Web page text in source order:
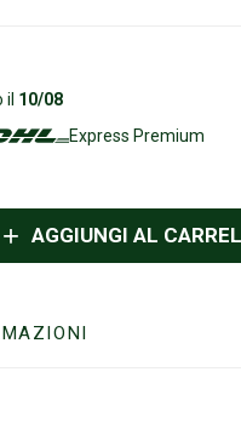
10/08
Express Premium
AGGIUNGI AL